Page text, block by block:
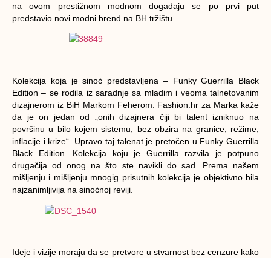
na ovom prestižnom modnom događaju se po prvi put
predstavio novi modni brend na BH tržištu.
Kolekcija koja je sinoć predstavljena – Funky Guerrilla Black
Edition – se rodila iz saradnje sa mladim i veoma talnetovanim
dizajnerom iz BiH Markom Feherom. Fashion.hr za Marka kaže
da je on jedan od „onih dizajnera čiji bi talent izniknuo na
površinu u bilo kojem sistemu, bez obzira na granice, režime,
inflacije i krize“. Upravo taj talenat je pretočen u Funky Guerrilla
Black Edition. Kolekcija koju je Guerrilla razvila je potpuno
drugačija od onog na što ste navikli do sad. Prema našem
mišljenju i mišljenju mnogig prisutnih kolekcija je objektivno bila
najzanimljivija na sinoćnoj reviji.
Ideje i vizije moraju da se pretvore u stvarnost bez cenzure kako